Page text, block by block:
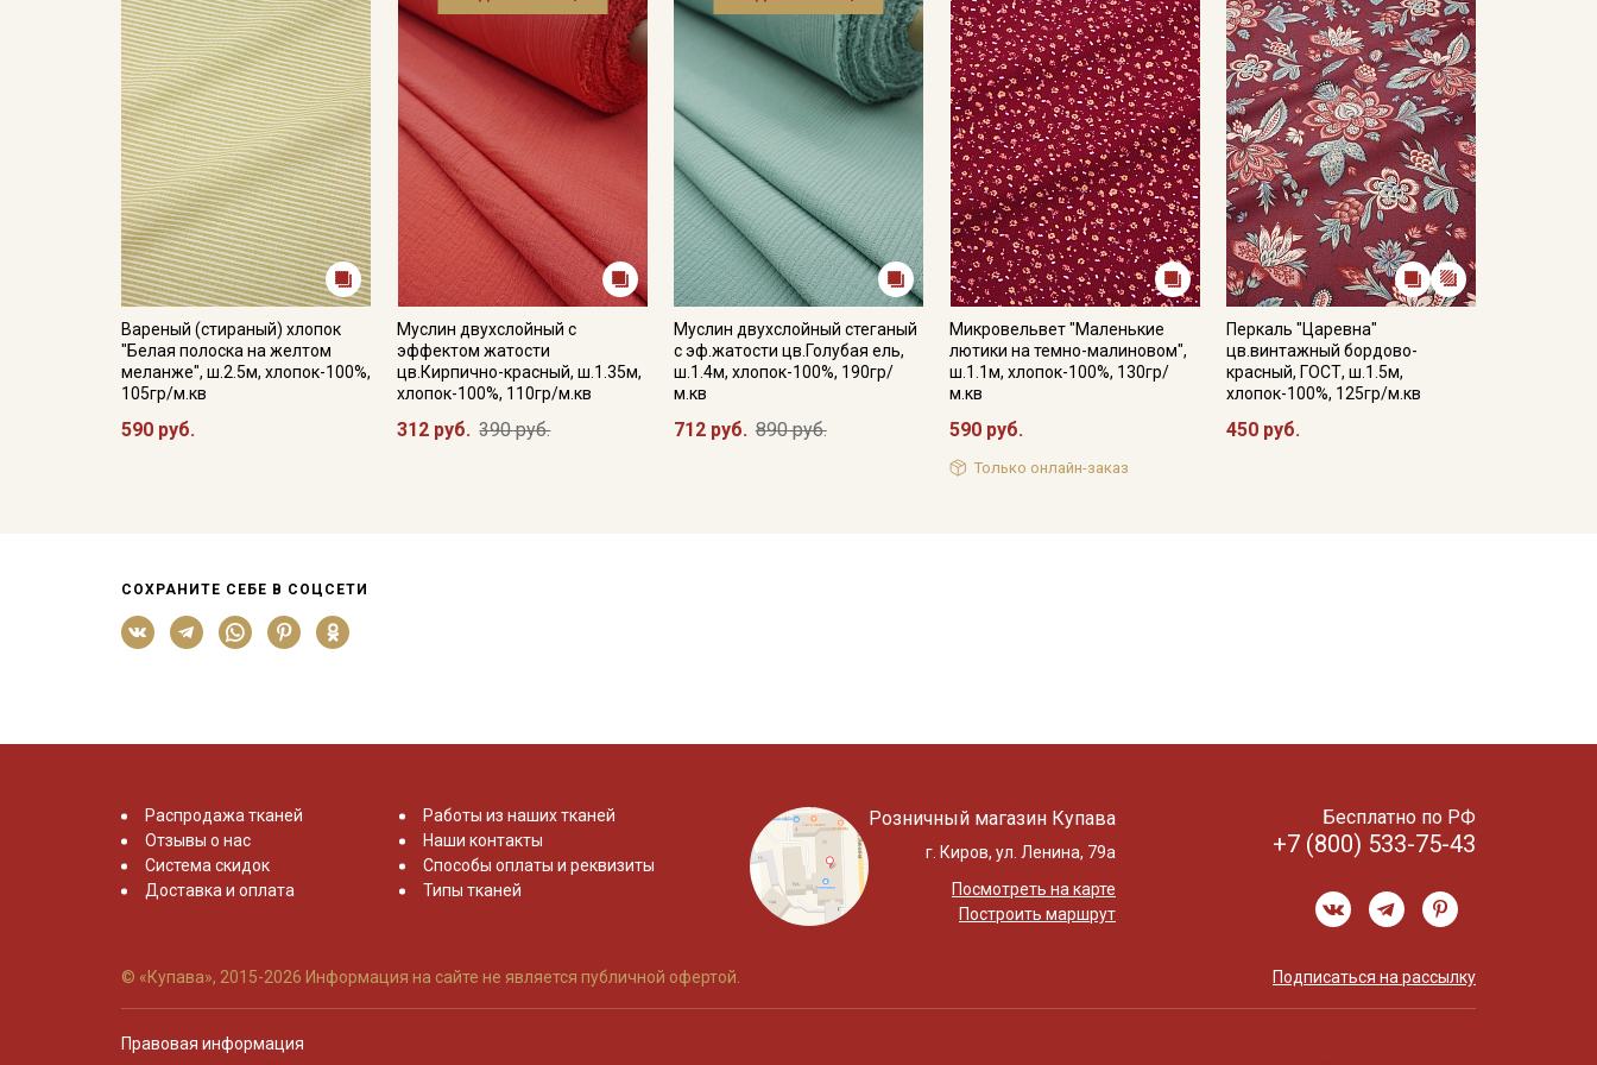
Вареный (стираный) хлопок
"Белая полоска на желтом
меланже", ш.2.5м, хлопок-100%,
105гр/м.кв
590 руб.
Муслин двухслойный с
эффектом жатости
цв.Кирпично-красный, ш.1.35м,
хлопок-100%, 110гр/м.кв
312 руб. 390 руб.
Муслин двухслойный стеганый
с эф.жатости цв.Голубая ель,
ш.1.4м, хлопок-100%, 190гр/
м.кв
712 руб. 890 руб.
Микровельвет "Маленькие
лютики на темно-малиновом",
ш.1.1м, хлопок-100%, 130гр/
м.кв
590 руб.
Только онлайн-заказ
Перкаль "Царевна"
цв.винтажный бордово-
красный, ГОСТ, ш.1.5м,
хлопок-100%, 125гр/м.кв
450 руб.
СОХРАНИТЕ СЕБЕ В СОЦСЕТИ
Распродажа тканей
Отзывы о нас
Система скидок
Доставка и оплата
Работы из наших тканей
Наши контакты
Способы оплаты и реквизиты
Типы тканей
Розничный магазин Купава
г. Киров, ул. Ленина, 79а
Посмотреть на карте
Построить маршрут
Бесплатно по РФ
+7 (800) 533-75-43
© «Купава», 2015-2026 Информация на сайте не является публичной офертой. Подписаться на рассылку
Правовая информация